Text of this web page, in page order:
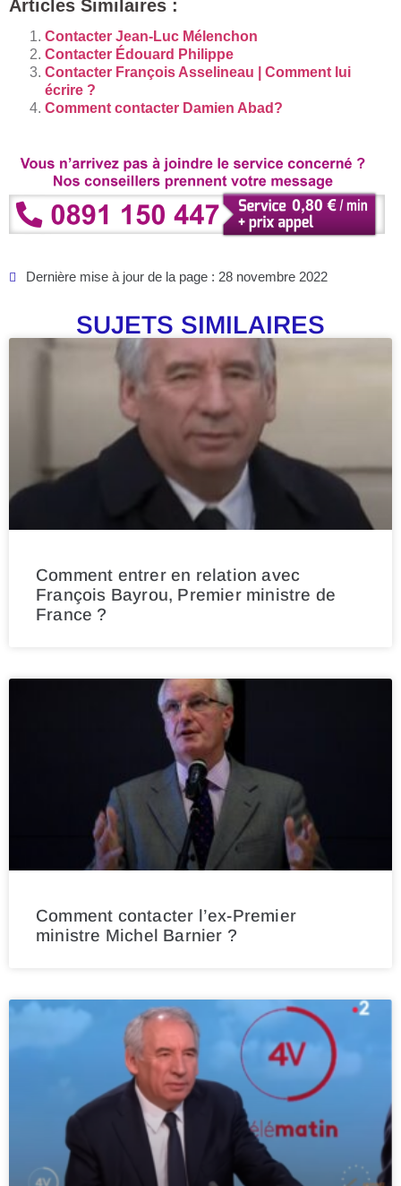
Articles Similaires :
Contacter Jean-Luc Mélenchon
Contacter Édouard Philippe
Contacter François Asselineau | Comment lui
écrire ?
Comment contacter Damien Abad?
Dernière mise à jour de la page : 28 novembre 2022
SUJETS SIMILAIRES
Comment entrer en relation avec
François Bayrou, Premier ministre de
France ?
Comment contacter l’ex-Premier
ministre Michel Barnier ?